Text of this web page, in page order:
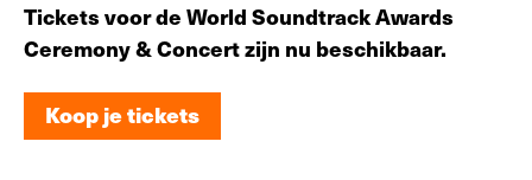
Tickets voor de World Soundtrack Awards
Ceremony & Concert zijn nu beschikbaar.
Koop je tickets